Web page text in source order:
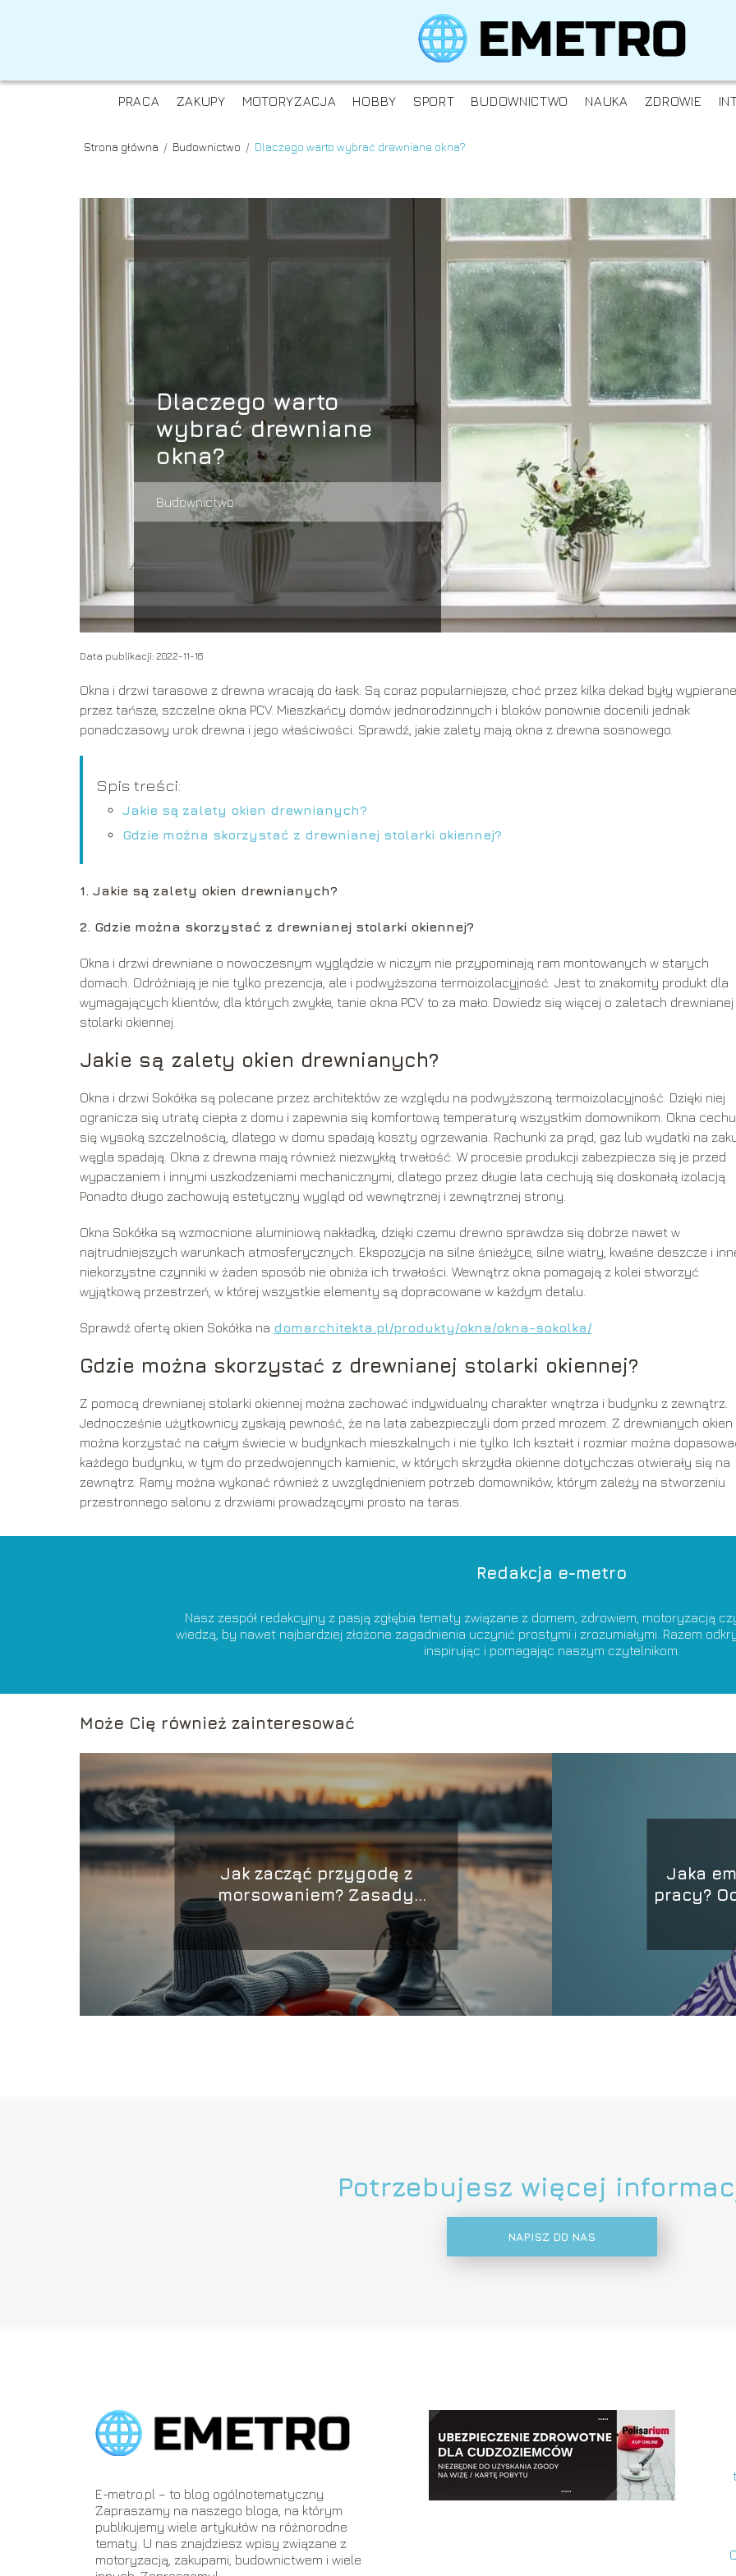
PRACA ZAKUPY MOTORYZACJA HOBBY SPORT BUDOWNICTWO NAUKA ZDROWIE
Strona główna / Budownictwo / Dlaczego warto wybrać drewniane okna?
Dlaczego warto
wybrać drewniane
okna?
Budownictwo
Data publikacji: 2022-11-16
Okna i drzwi tarasowe z drewna wracają do łask. Są coraz popularniejsze, choć przez kilka dekad były wypierane
przez tańsze, szczelne okna PCV. Mieszkańcy domów jednorodzinnych i bloków ponownie docenili jednak
ponadczasowy urok drewna i jego właściwości. Sprawdź, jakie zalety mają okna z drewna sosnowego.
Spis treści:
Jakie są zalety okien drewnianych?
Gdzie można skorzystać z drewnianej stolarki okiennej?
1. Jakie są zalety okien drewnianych?
2. Gdzie można skorzystać z drewnianej stolarki okiennej?
Okna i drzwi drewniane o nowoczesnym wyglądzie w niczym nie przypominają ram montowanych w starych
domach. Odróżniają je nie tylko prezencja, ale i podwyższona termoizolacyjność. Jest to znakomity produkt dla
wymagających klientów, dla których zwykłe, tanie okna PCV to za mało. Dowiedz się więcej o zaletach drewnianej
stolarki okiennej.
Jakie są zalety okien drewnianych?
Okna i drzwi Sokółka są polecane przez architektów ze względu na podwyższoną termoizolacyjność. Dzięki niej
ogranicza się utratę ciepła z domu i zapewnia się komfortową temperaturę wszystkim domownikom. Okna
się wysoką szczelnością, dlatego w domu spadają koszty ogrzewania. Rachunki za prąd, gaz lub wydatki na
węgla spadają. Okna z drewna mają również niezwykłą trwałość. W procesie produkcji zabezpiecza się je przed
wypaczaniem i innymi uszkodzeniami mechanicznymi, dlatego przez długie lata cechują się doskonałą izolacją.
Ponadto długo zachowują estetyczny wygląd od wewnętrznej i zewnętrznej strony.
Okna Sokółka są wzmocnione aluminiową nakładką, dzięki czemu drewno sprawdza się dobrze nawet w
najtrudniejszych warunkach atmosferycznych. Ekspozycja na silne śnieżyce, silne wiatry, kwaśne deszcze i
niekorzystne czynniki w żaden sposób nie obniża ich trwałości. Wewnątrz okna pomagają z kolei stworzyć
wyjątkową przestrzeń, w której wszystkie elementy są dopracowane w każdym detalu.
Sprawdź ofertę okien Sokółka na domarchitekta.pl/produkty/okna/okna-sokolka/
Gdzie można skorzystać z drewnianej stolarki okiennej?
Z pomocą drewnianej stolarki okiennej można zachować indywidualny charakter wnętrza i budynku z zewnątrz.
Jednocześnie użytkownicy zyskają pewność, że na lata zabezpieczyli dom przed mrozem. Z drewnianych okien
można korzystać na całym świecie w budynkach mieszkalnych i nie tylko. Ich kształt i rozmiar można
każdego budynku, w tym do przedwojennych kamienic, w których skrzydła okienne dotychczas otwierały się na
zewnątrz. Ramy można wykonać również z uwzględnieniem potrzeb domowników, którym zależy na stworzeniu
przestronnego salonu z drzwiami prowadzącymi prosto na taras.
Redakcja e-metro
Nasz zespół redakcyjny z pasją zgłębia tematy związane z domem, zdrowiem, motoryzacją
wiedzą, by nawet najbardziej złożone zagadnienia uczynić prostymi i zrozumiałymi. Razem
inspirując i pomagając naszym czytelnikom.
Może Cię również zainteresować
Jak zacząć przygodę z
morsowaniem? Zasady
Jaka
pracy?
Potrzebujesz więcej
NAPISZ DO NAS
E-metro.pl – to blog ogólnotematyczny.
Zapraszamy na naszego bloga, na którym
publikujemy wiele artykułów na różnorodne
tematy. U nas znajdziesz wpisy związane z
motoryzacją, zakupami, budownictwem i wiele